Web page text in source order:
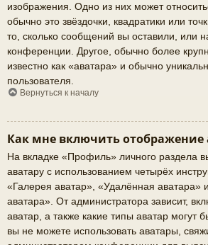
изображения. Одно из них может
обычно это звёздочки, квадратики или
то, сколько сообщений вы оставили, или
конференции. Другое, обычно более
известно как «аватара» и обычно
пользователя.
Вернуться к началу
Как мне включить отображение
На вкладке «Профиль» личного раздела
аватару с использованием четырёх
«Галерея аватар», «Удалённая аватара»
аватара». От администратора зависит,
аватар, а также какие типы аватар могут
вы не можете использовать аватары,